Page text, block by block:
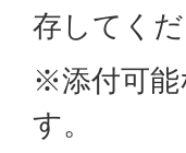
存してくだ
※添付可能
す。